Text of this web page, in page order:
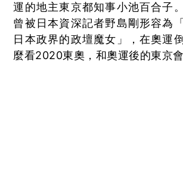
運的地主東京都知事小池百合子
曾被日本資深記者野島剛形容為
日本政界的政壇魔女」，在奧運
麼看2020東奧，和奧運後的東京會